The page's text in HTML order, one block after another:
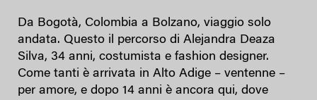
Da Bogotà, Colombia a Bolzano, viaggio solo
andata. Questo il percorso di Alejandra Deaza
Silva, 34 anni, costumista e fashion designer.
Come tanti è arrivata in Alto Adige – ventenne –
per amore, e dopo 14 anni è ancora qui, dove